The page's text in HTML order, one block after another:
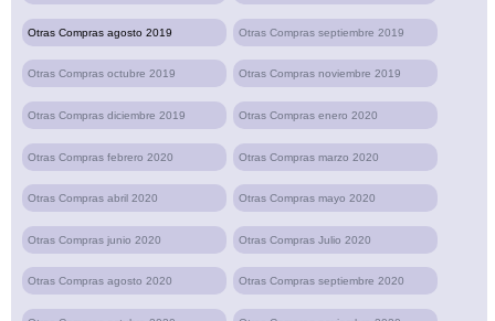
Otras Compras agosto 2019 Otras Compras septiembre 2019
Otras Compras octubre 2019 Otras Compras noviembre 2019
Otras Compras diciembre 2019 Otras Compras enero 2020
Otras Compras febrero 2020 Otras Compras marzo 2020
Otras Compras abril 2020 Otras Compras mayo 2020
Otras Compras junio 2020 Otras Compras Julio 2020
Otras Compras agosto 2020 Otras Compras septiembre 2020